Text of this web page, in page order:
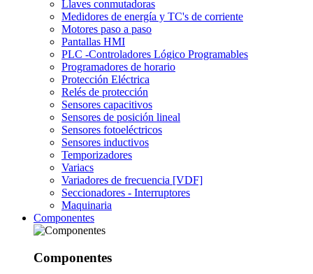
Llaves conmutadoras
Medidores de energía y TC's de corriente
Motores paso a paso
Pantallas HMI
PLC -Controladores Lógico Programables
Programadores de horario
Protección Eléctrica
Relés de protección
Sensores capacitivos
Sensores de posición lineal
Sensores fotoeléctricos
Sensores inductivos
Temporizadores
Variacs
Variadores de frecuencia [VDF]
Seccionadores - Interruptores
Maquinaria
Componentes
Componentes